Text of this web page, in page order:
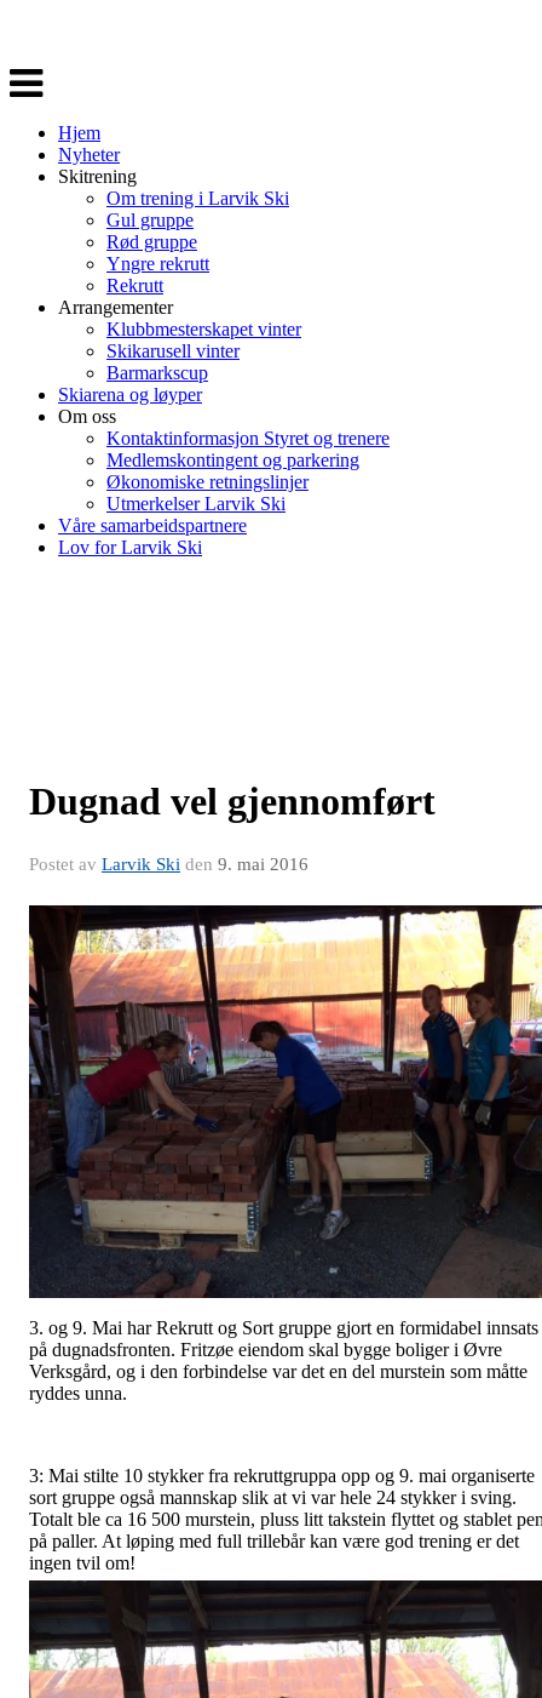
Veksle
navigasjon
Hjem
Nyheter
Skitrening
Om trening i Larvik Ski
Gul gruppe
Rød gruppe
Yngre rekrutt
Rekrutt
Arrangementer
Klubbmesterskapet vinter
Skikarusell vinter
Barmarkscup
Skiarena og løyper
Om oss
Kontaktinformasjon Styret og trenere
Medlemskontingent og parkering
Økonomiske retningslinjer
Utmerkelser Larvik Ski
Våre samarbeidspartnere
Lov for Larvik Ski
Dugnad vel gjennomført
Postet av Larvik Ski den 9. mai 2016
3. og 9. Mai har Rekrutt og Sort gruppe gjort en formidabel innsats
på dugnadsfronten. Fritzøe eiendom skal bygge boliger i Øvre
Verksgård, og i den forbindelse var det en del murstein som måtte
ryddes unna.
3: Mai stilte 10 stykker fra rekruttgruppa opp og 9. mai organiserte
sort gruppe også mannskap slik at vi var hele 24 stykker i sving.
Totalt ble ca 16 500 murstein, pluss litt takstein flyttet og stablet
på paller. At løping med full trillebår kan være god trening er det
ingen tvil om!